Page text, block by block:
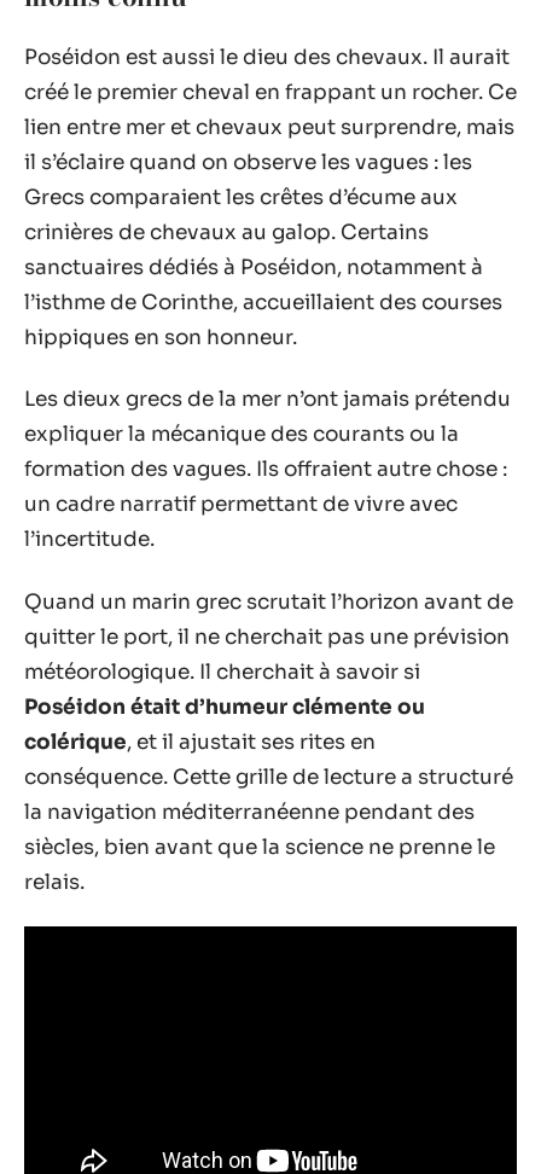
Poséidon est aussi le dieu des chevaux. Il aurait
créé le premier cheval en frappant un rocher. Ce
lien entre mer et chevaux peut surprendre, mais
il s’éclaire quand on observe les vagues : les
Grecs comparaient les crêtes d’écume aux
crinières de chevaux au galop. Certains
sanctuaires dédiés à Poséidon, notamment à
l’isthme de Corinthe, accueillaient des courses
hippiques en son honneur.
Les dieux grecs de la mer n’ont jamais prétendu
expliquer la mécanique des courants ou la
formation des vagues. Ils offraient autre chose :
un cadre narratif permettant de vivre avec
l’incertitude.
Quand un marin grec scrutait l’horizon avant de
quitter le port, il ne cherchait pas une prévision
météorologique. Il cherchait à savoir si
Poséidon était d’humeur clémente ou
colérique, et il ajustait ses rites en
conséquence. Cette grille de lecture a structuré
la navigation méditerranéenne pendant des
siècles, bien avant que la science ne prenne le
relais.